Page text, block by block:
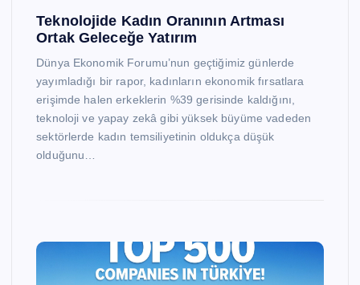
Teknolojide Kadın Oranının Artması
Ortak Geleceğe Yatırım
Dünya Ekonomik Forumu’nun geçtiğimiz günlerde
yayımladığı bir rapor, kadınların ekonomik fırsatlara
erişimde halen erkeklerin %39 gerisinde kaldığını,
teknoloji ve yapay zekâ gibi yüksek büyüme vadeden
sektörlerde kadın temsiliyetinin oldukça düşük
olduğunu…